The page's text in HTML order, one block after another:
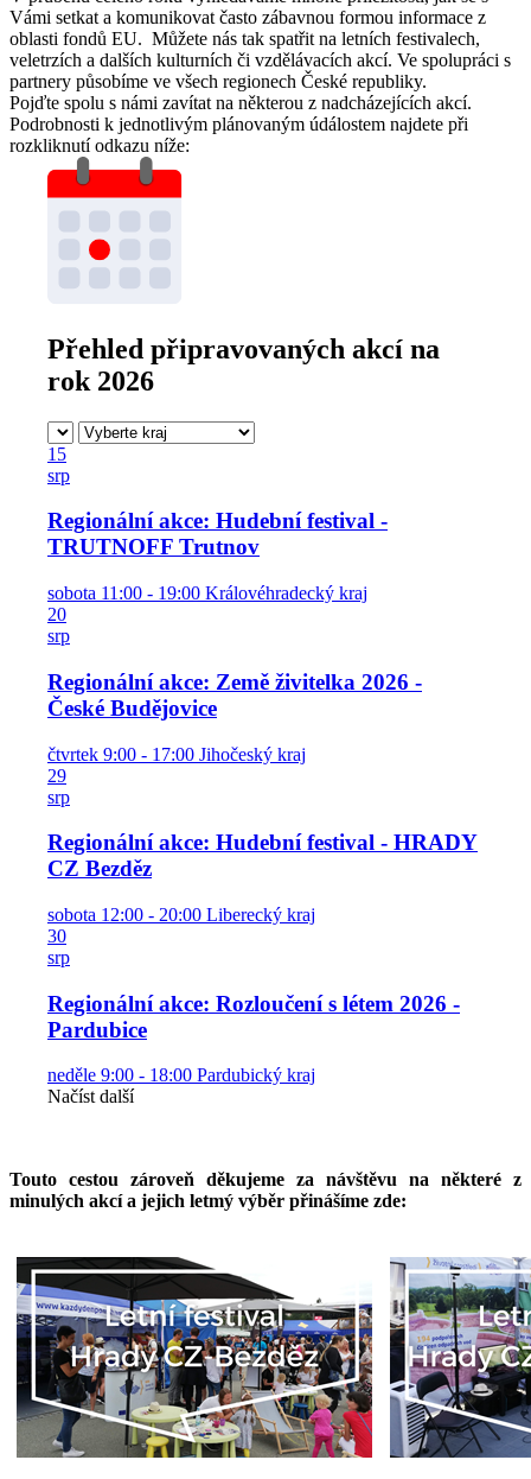
Vámi setkat a komunikovat často zábavnou formou informace z
oblasti fondů EU. Můžete nás tak spatřit na letních festivalech,
veletrzích a dalších kulturních či vzdělávacích akcí. Ve spolupráci s
partnery působíme ve všech regionech České republiky.
Pojďte spolu s námi zavítat na některou z nadcházejících akcí.
Podrobnosti k jednotlivým plánovaným údálostem najdete při
rozkliknutí odkazu níže:
Přehled připravovaných akcí na
rok 2026
15
srp
Regionální akce: Hudební festival -
TRUTNOFF Trutnov
sobota 11:00 - 19:00 Královéhradecký kraj
20
srp
Regionální akce: Země živitelka 2026 -
České Budějovice
čtvrtek 9:00 - 17:00 Jihočeský kraj
29
srp
Regionální akce: Hudební festival - HRADY
CZ Bezděz
sobota 12:00 - 20:00 Liberecký kraj
30
srp
Regionální akce: Rozloučení s létem 2026 -
Pardubice
neděle 9:00 - 18:00 Pardubický kraj
Načíst další
Touto cestou zároveň děkujeme za návštěvu na některé z
minulých akcí a jejich letmý výběr přinášíme zde: